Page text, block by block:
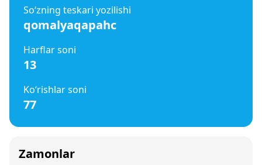
So‘zning teskari yozilishi
qomalyaqapahc
Harflar soni
13
Ko‘rishlar soni
77
Zamonlar